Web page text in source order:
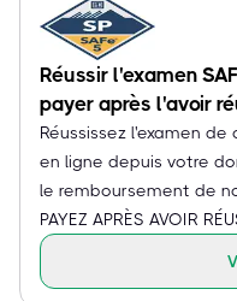
Réussir l'examen
payer après l'avoir
Réussissez l'examen
en ligne depuis votre
le remboursement de
PAYEZ APRÈS AVOIR